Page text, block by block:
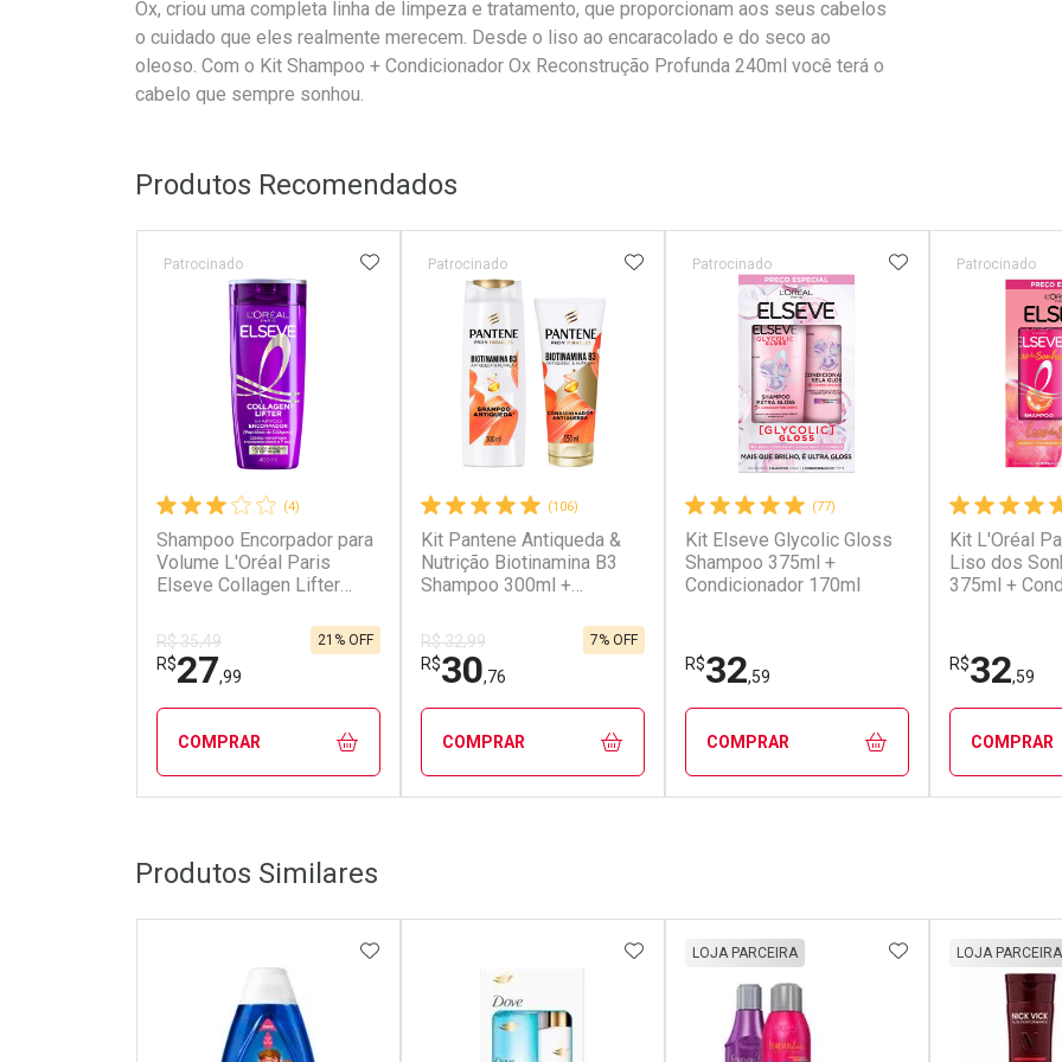
Ox, criou uma completa linha de limpeza e tratamento, que proporcionam aos seus cabelos
o cuidado que eles realmente merecem. Desde o liso ao encaracolado e do seco ao
oleoso. Com o Kit Shampoo + Condicionador Ox Reconstrução Profunda 240ml você terá o
cabelo que sempre sonhou.
Produtos Recomendados
(4)
Shampoo Encorpador para
Volume L'Oréal Paris
Elseve Collagen Lifter
Patrocinado
R$ 35,49
R$27,99
21% OFF
ADICIONAR AOS FAVORITOS
COMPRAR
Laboratório
Por Menos
(106)
Kit Pantene Antiqueda &
Nutrição Biotinamina B3
Shampoo 300ml +
Patrocinado
R$ 32,99
R$30,76
7% OFF
ADICIONAR AOS FAVORITOS
COMPRAR
(77)
Kit Elseve Glycolic Gloss
Shampoo 375ml +
Condicionador 170ml
Patrocinado
R$32,59
ADICIONAR AOS
COMPRAR
Kit L'Oréal
Liso dos
375ml +
Patrocinado
R$32,59
COMPRAR
Produtos Similares
ADICIONAR AOS FAVORITOSADICIONAR AOS FAVORITOS
LOJA PARCEIRA ADICIONAR AOS
LOJA PARCEIRA